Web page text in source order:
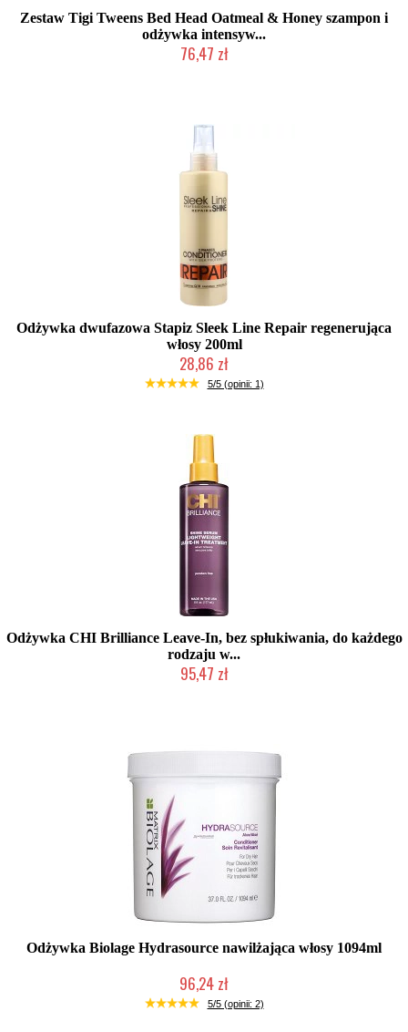
Zestaw Tigi Tweens Bed Head Oatmeal & Honey szampon i
odżywka intensyw...
76,47 zł
Odżywka dwufazowa Stapiz Sleek Line Repair regenerująca
włosy 200ml
28,86 zł
Chwilowo niedostępny
5/5 (opinii: 1)
Odżywka CHI Brilliance Leave-In, bez spłukiwania, do każdego
rodzaju w...
95,47 zł
Odżywka Biolage Hydrasource nawilżająca włosy 1094ml
96,24 zł
Produkt wycofany
5/5 (opinii: 2)